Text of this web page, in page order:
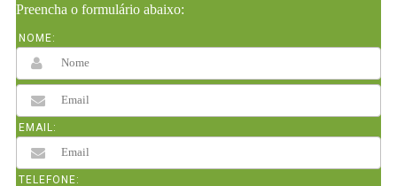
Preencha o formulário abaixo:
NOME:
EMAIL:
TELEFONE: